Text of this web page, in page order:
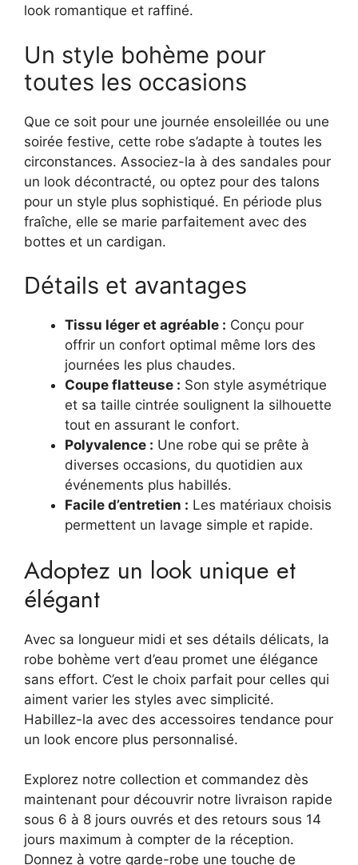
look romantique et raffiné.
Un style bohème pour
toutes les occasions
Que ce soit pour une journée ensoleillée ou une
soirée festive, cette robe s’adapte à toutes les
circonstances. Associez-la à des sandales pour
un look décontracté, ou optez pour des talons
pour un style plus sophistiqué. En période plus
fraîche, elle se marie parfaitement avec des
bottes et un cardigan.
Détails et avantages
Tissu léger et agréable : Conçu pour
offrir un confort optimal même lors des
journées les plus chaudes.
Coupe flatteuse : Son style asymétrique
et sa taille cintrée soulignent la silhouette
tout en assurant le confort.
Polyvalence : Une robe qui se prête à
diverses occasions, du quotidien aux
événements plus habillés.
Facile d’entretien : Les matériaux choisis
permettent un lavage simple et rapide.
Adoptez un look unique et
élégant
Avec sa longueur midi et ses détails délicats, la
robe bohème vert d’eau promet une élégance
sans effort. C’est le choix parfait pour celles qui
aiment varier les styles avec simplicité.
Habillez-la avec des accessoires tendance pour
un look encore plus personnalisé.
Explorez notre collection et commandez dès
maintenant pour découvrir notre livraison rapide
sous 6 à 8 jours ouvrés et des retours sous 14
jours maximum à compter de la réception.
Donnez à votre garde-robe une touche de